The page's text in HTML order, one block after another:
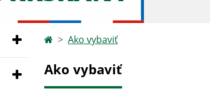
Ako vybaviť
Ako vybaviť